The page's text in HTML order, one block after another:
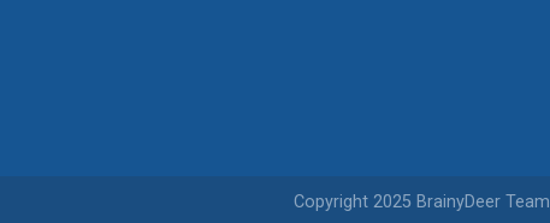
Copyright 2025 BrainyDeer Team